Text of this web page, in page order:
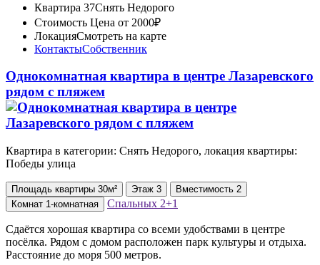
Квартира 37Снять Недорого
Стоимость Цена от 2000₽
ЛокацияСмотреть на карте
КонтактыСобственник
Однокомнатная квартира в центре Лазаревского
рядом с пляжем
Квартира в категории: Снять Недорого, локация квартиры:
Победы улица
Площадь квартиры 30м² Этаж 3 Вместимость 2
Комнат 1-комнатная Спальных 2+1
Сдаётся хорошая квартира со всеми удобствами в центре
посёлка. Рядом с домом расположен парк культуры и отдыха.
Расстояние до моря 500 метров.